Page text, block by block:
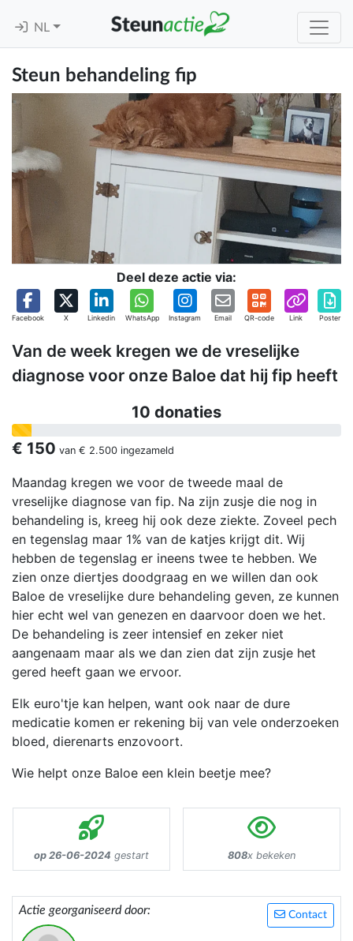
NL
Steun behandeling fip
Deel deze actie via:
Facebook X Linkedin WhatsApp Instagram Email QR-code Link Poster
Van de week kregen we de vreselijke
diagnose voor onze Baloe dat hij fip heeft
10 donaties
€ 150 van € 2.500 ingezameld
Maandag kregen we voor de tweede maal de
vreselijke diagnose van fip. Na zijn zusje die nog in
behandeling is, kreeg hij ook deze ziekte. Zoveel pech
en tegenslag maar 1% van de katjes krijgt dit. Wij
hebben de tegenslag er ineens twee te hebben. We
zien onze diertjes doodgraag en we willen dan ook
Baloe de vreselijke dure behandeling geven, ze kunnen
hier echt wel van genezen en daarvoor doen we het.
De behandeling is zeer intensief en zeker niet
aangenaam maar als we dan zien dat zijn zusje het
gered heeft gaan we ervoor.
Elk euro'tje kan helpen, want ook naar de dure
medicatie komen er rekening bij van vele onderzoeken
bloed, dierenarts enzovoort.
Wie helpt onze Baloe een klein beetje mee?
op 26-06-2024 gestart 808x bekeken
Contact
Actie georganiseerd door: